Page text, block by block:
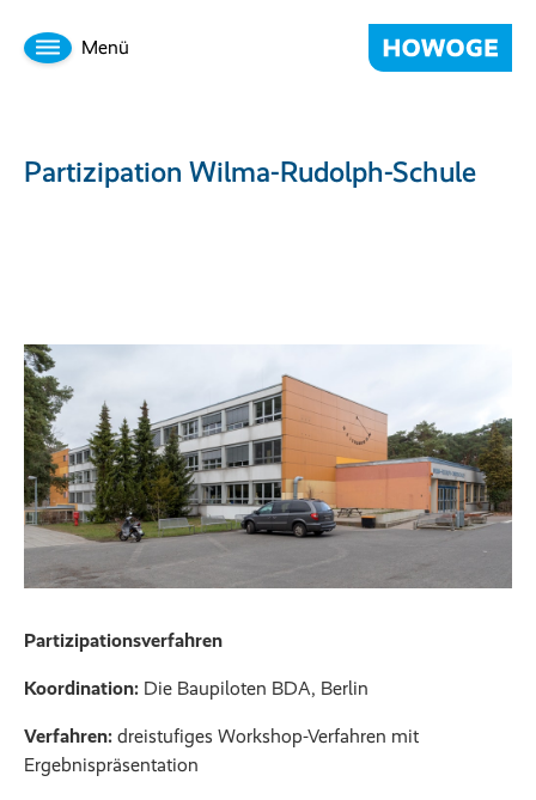
Menü
Partizipation Wilma-Rudolph-Schule
Partizipationsverfahren
Koordination: Die Baupiloten BDA, Berlin
Verfahren: dreistufiges Workshop-Verfahren mit
Ergebnispräsentation